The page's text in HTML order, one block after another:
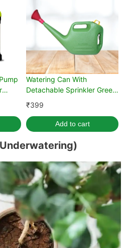
Watering Can With
Detachable Sprinkler Green
(5L)
₹399
Add to cart
Underwatering)